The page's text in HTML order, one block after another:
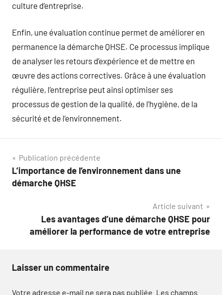
culture d’entreprise.
Enfin, une évaluation continue permet de améliorer en
permanence la démarche QHSE. Ce processus implique
de analyser les retours d’expérience et de mettre en
œuvre des actions correctives. Grâce à une évaluation
régulière, l’entreprise peut ainsi optimiser ses
processus de gestion de la qualité, de l’hygiène, de la
sécurité et de l’environnement.
Navigation
de
Publication précédente
L’importance de l’environnement dans une
démarche QHSE
Article suivant
Les avantages d’une démarche QHSE pour
améliorer la performance de votre entreprise
Laisser un commentaire
Votre adresse e-mail ne sera pas publiée. Les champs